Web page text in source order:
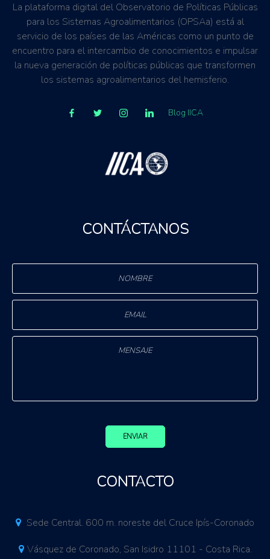
La plataforma digital del Observatorio de Políticas Públicas
para los Sistemas Agroalimentarios (OPSAa) está al
servicio de los países de las Américas como un punto de
encuentro para el intercambio de conocimientos e impulsar
la nueva generación de políticas públicas que transformen
los sistemas agroalimentarios del hemisferio.
Blog IICA
CONTÁCTANOS
ENVIAR
CONTACTO
Sede Central. 600 m. noreste del Cruce Ipís-Coronado
Vásquez de Coronado, San Isidro 11101 - Costa Rica.